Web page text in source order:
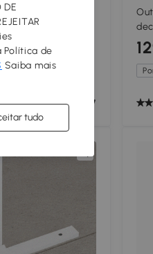
para
para
56 x 10 cm,
espreguiçadeira
DE
Política de
Saiba mais
tudo